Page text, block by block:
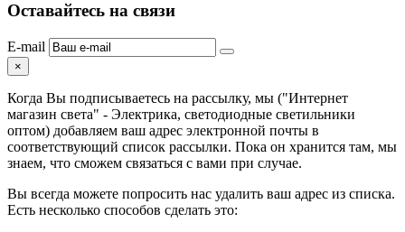
Оставайтесь на связи
E-mail
×
Когда Вы подписываетесь на рассылку, мы ("Интернет
магазин света" - Электрика, светодиодные светильники
оптом) добавляем ваш адрес электронной почты в
соответствующий список рассылки. Пока он хранится там, мы
знаем, что сможем связаться с вами при случае.
Вы всегда можете попросить нас удалить ваш адрес из списка.
Есть несколько способов сделать это: